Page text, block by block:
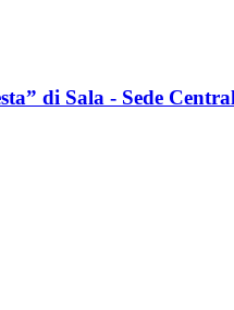
di Sala - Sede